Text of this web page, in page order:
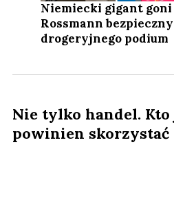
Niemiecki gigant goni
Rossmann
drogeryjnego podium
Nie tylko handel. Kto
powinien skorzystać